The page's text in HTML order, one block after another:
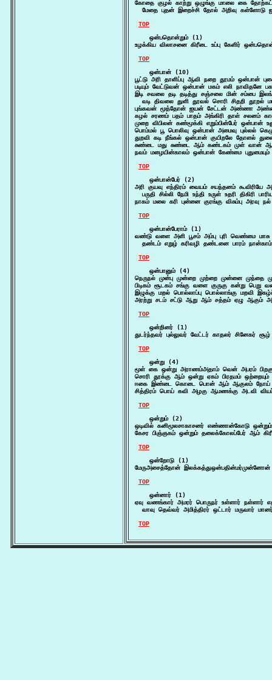
கோதை குழல் காற்று ஒழுங்கு மாலை கை
மேதை புதன் இறைச்சி தோல் அறிவு
TOP
    ஒன்பதொன்றும் (1)
உழக்கிய விலாசனை கிரீடை உப்பு கேளிர்
TOP
    ஒன்பான் (10)
பூட்டு அரி தாளிப்பு ஆவி நறை தூமம் ஒன்பான்
படியும் வேட்டுவன் ஒன்பான் மகம் எலி நாவிதனே
இடி சவலை தடி தடித்து சஞ்சலை மின் சம்பை
வடி திவலை துளி தூவல் சொரி சிதறி தூறல்
புங்கவன் மூத்தோன் ஐயன் சேட்டன் அண்ணா
கழல் சரணம் பதம் பாதம் அங்கிரி தாள் சலனம்
முறை விபிலன் கண்மூக்கி எறும்பின்பேர் ஒன்பான்
பொம்மல் பூ பொலிவு ஒன்பான் அமைவு புல்லல்
துறவி கடி நீங்கல் ஒன்பான் குயிறலே தோளல்
சுண்டை மது சுண்டை ஆம் கண்டகம் முள் வான்
நவம் மழையின்காலம் ஒன்பான் கேண்மை
TOP
    ஒன்பான்பேர் (2)
அரி குயவு எந்திரம் வையம் சயந்தனம்
பருதி சில்லி நேமி உந்தி உருள் உதரி
நாகம் மலை கரி புன்னை குரங்கு விசும்பு
TOP
    ஒன்பான்பேராம் (1)
வண்டு வளை அளி பூசம் அம்பு புரி வெண்மை மாசு
தண்டம் எறுழ் கரிவழி தண்டனை பாரம்
TOP
    ஒன்பானும் (4)
நெருநல் முன்பு முன்றை முற்றை முன்னை முந்தை
பிடிகம் சூடகம் சங்கு வளை குருகு கன்று
இழுக்கு மறல் பொல்லாப்பு பொல்லாங்கு மறவி
அரற்று சடம் சட்டு ஆறு ஆம் சத்தம் ஏழு
TOP
    ஒன்றினர் (1)
துடர்ந்தவர் புல்லுவர் வேட்டர் காதலர்
TOP
    ஒன்று (4)
மூள் கை ஒன்று அராணம்அதாம் வென் அபரம்
சொரி தூக்கு ஆம் ஒன்று ஏகம் பிரதமம்
ஈகை இண்டை கொடை பொன் ஆம் ஆகுலம் நோய்
சித்திரம் பொய் கவி அழகு ஆமணக்கு அடவி
TOP
    ஒன்றும் (2)
ஒடிவில் கனிமூலசாகாசனர் எண்ணான்கோடு
கேசர பிஞ்ஞகம் ஒன்றும் தலைக்கோலப்பேர் ஆம்
TOP
    ஒன்றோடு (1)
மேருஅசைத்தோன்
TOP
    ஒன்னார் (1)
ஏவு வணங்கார் அமரர் பொருநர் உள்ளார் நள்ளார்
வாவு தெவ்வர் அமித்திரர் ஒட்டார் மருவார்
TOP